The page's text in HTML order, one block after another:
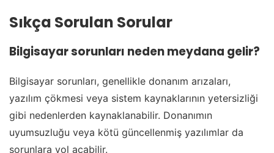
Sıkça Sorulan Sorular
Bilgisayar sorunları neden meydana gelir?
Bilgisayar sorunları, genellikle donanım arızaları,
yazılım çökmesi veya sistem kaynaklarının yetersizliği
gibi nedenlerden kaynaklanabilir. Donanımın
uyumsuzluğu veya kötü güncellenmiş yazılımlar da
sorunlara yol açabilir.